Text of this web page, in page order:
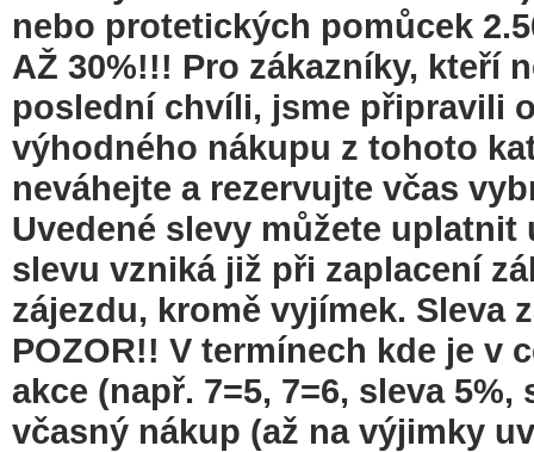
nebo protetických pomůcek
AŽ 30%!!! Pro zákazníky, kteří
poslední chvíli, jsme připravili
výhodného nákupu z tohoto
neváhejte a rezervujte včas
Uvedené slevy můžete
slevu vzniká již při zaplacení
zájezdu, kromě vyjímek. Sleva
POZOR!! V termínech kde je v
akce (např. 7=5, 7=6, sleva
včasný nákup (až na výjimky